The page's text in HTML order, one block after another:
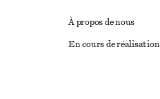
À propos de nous
En cours de réalisation